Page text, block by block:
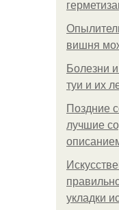
вишня
Болезни
туи и их
Поздние
лучшие
укладки